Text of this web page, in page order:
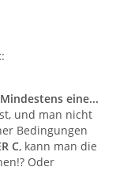
:
Mindestens eine...
und man nicht
Bedingungen
C, kann man die
Oder